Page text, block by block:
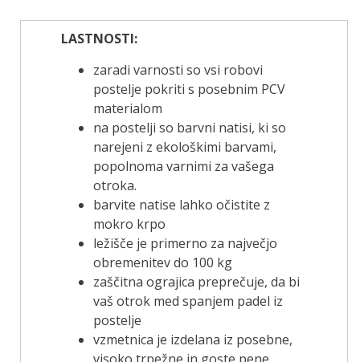
LASTNOSTI:
zaradi varnosti so vsi robovi
postelje pokriti s posebnim PCV
materialom
na postelji so barvni natisi, ki so
narejeni z ekološkimi barvami,
popolnoma varnimi za vašega
otroka.
barvite natise lahko očistite z
mokro krpo
ležišče je primerno za največjo
obremenitev do 100 kg
zaščitna ograjica preprečuje, da bi
vaš otrok med spanjem padel iz
postelje
vzmetnica je izdelana iz posebne,